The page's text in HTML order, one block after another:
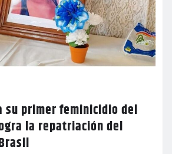
su primer feminicidio del
la repatriación del